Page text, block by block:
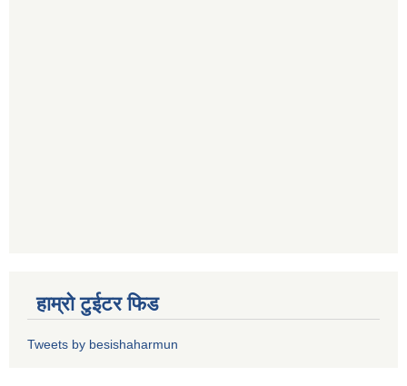
हाम्रो टुईटर फिड
Tweets by besishaharmun